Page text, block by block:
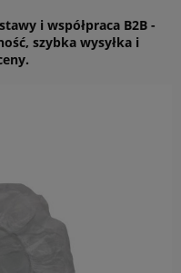
i współpraca B2B -
szybka wysyłka i